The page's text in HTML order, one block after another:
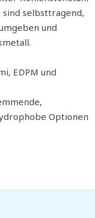
selbsttragend,
und
EDPM und
Optionen